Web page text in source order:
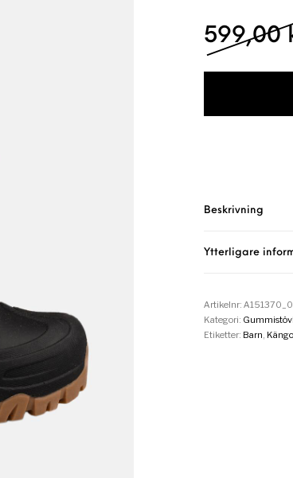
599,00
Beskrivning
Ytterligare
Artikelnr:
Kategori:
Etiketter: Barn